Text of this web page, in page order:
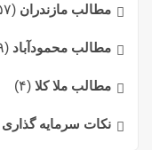
مطالب مازندران (۱۵۷)
مطالب محمودآباد (۴۹)
مطالب ملا کلا (۴)
نکات سرمایه گذاری